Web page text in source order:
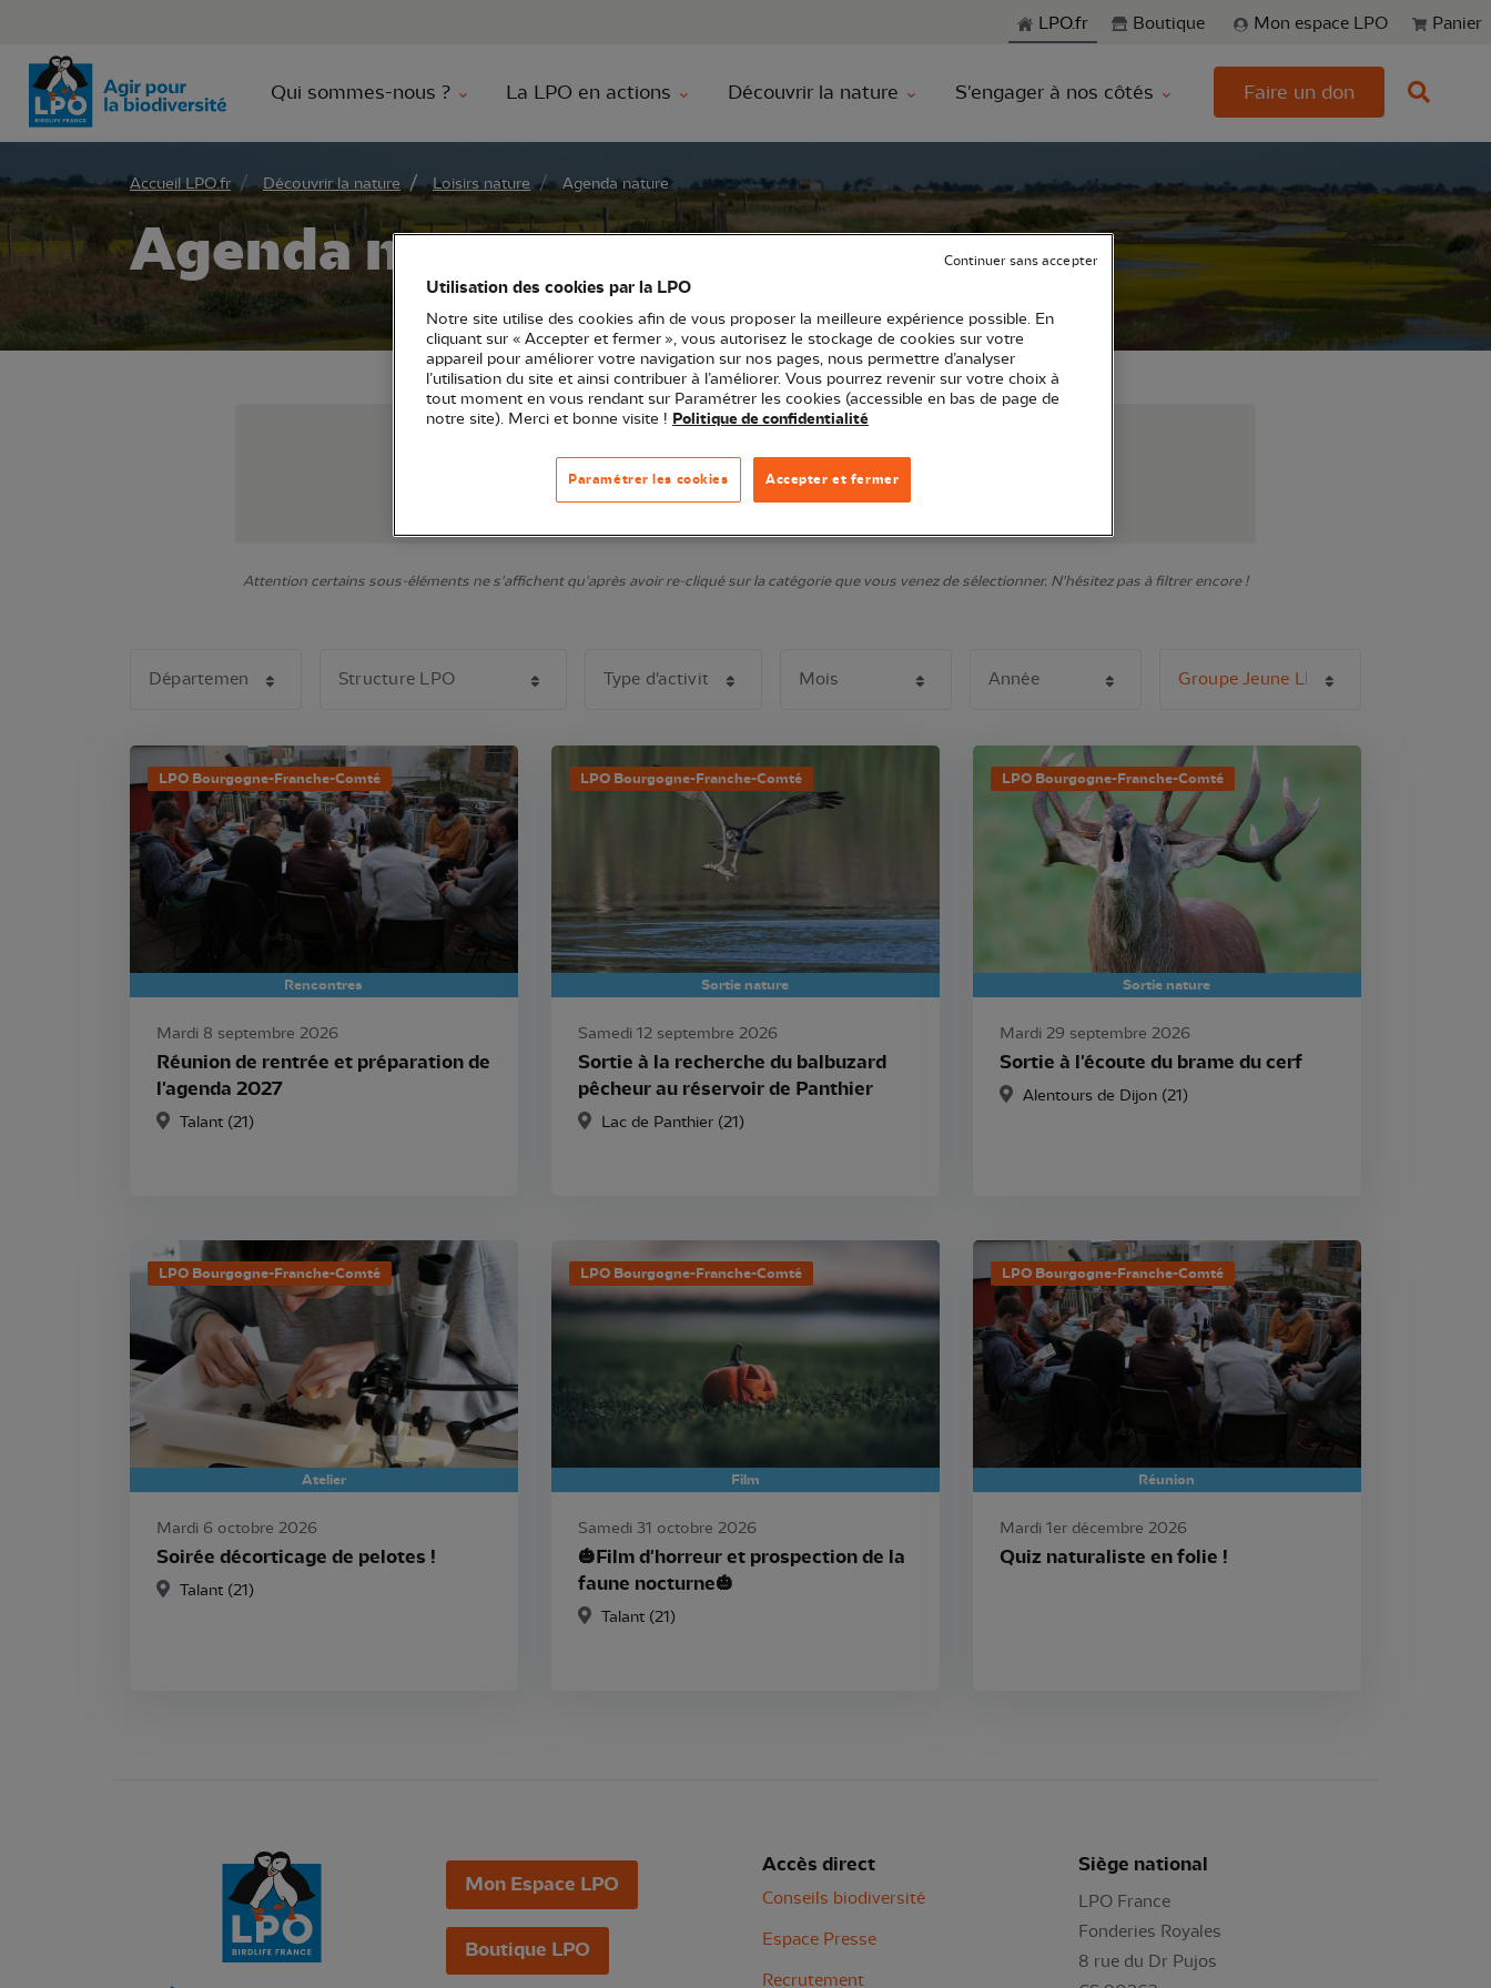
Aller à la rechercheLPO.fr Boutique Mon espace LPO Panier
Qui sommes-nous ? La LPO en actions Découvrir la nature S'engager à nos côtés Faire un don
Accueil LPO.fr Découvrir la nature Loisirs nature Agenda nature
Agenda nature
N'oubliez pas de filtrer !
Attention certains sous-éléments ne s'affichent qu'après avoir re-cliqué sur la catégorie que vous venez de sélectionner. N'hésitez pas à filtrer encore !
LPO Bourgogne-Franche-Comté
Rencontres
Mardi 8 septembre 2026
Réunion de rentrée et préparation de
l'agenda 2027
Talant (21)
LPO Bourgogne-Franche-Comté
Sortie nature
Samedi 12 septembre 2026
Sortie à la recherche du balbuzard
pêcheur au réservoir de Panthier
Lac de Panthier (21)
LPO Bourgogne-Franche-Comté
Sortie nature
Mardi 29 septembre 2026
Sortie à l'écoute du brame du cerf
Alentours de Dijon (21)
LPO Bourgogne-Franche-Comté
Atelier
Mardi 6 octobre 2026
Soirée décorticage de pelotes !
Talant (21)
LPO Bourgogne-Franche-Comté
Film
Samedi 31 octobre 2026
🎃Film d'horreur et prospection de la
faune nocturne🎃
Talant (21)
LPO Bourgogne-Franche-Comté
Réunion
Mardi 1er décembre 2026
Quiz naturaliste en folie !
Mon Espace LPO
Boutique LPO
Accès direct
Conseils biodiversité
Espace Presse
Recrutement
Siège national
LPO France
Fonderies Royales
8 rue du Dr Pujos
Utilisation des cookies par la LPO
Notre site utilise des cookies afin de vous proposer la meilleure expérience possible. En
cliquant sur « Accepter et fermer », vous autorisez le stockage de cookies sur votre
appareil pour améliorer votre navigation sur nos pages, nous permettre d’analyser
l’utilisation du site et ainsi contribuer à l’améliorer. Vous pourrez revenir sur votre choix à
tout moment en vous rendant sur Paramétrer les cookies (accessible en bas de page de
notre site). Merci et bonne visite ! Politique de confidentialité
Accepter et fermer
Paramétrer les cookies
Continuer sans accepter